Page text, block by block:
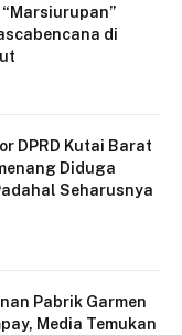
di
DPRD Kutai Barat
Diduga
Seharusnya
Pabrik Garmen
Media Temukan